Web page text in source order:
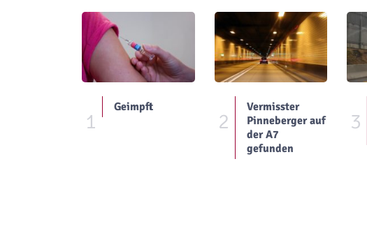
1
Geimpft
2
Vermisster
Pinneberger auf
der A7
gefunden
3